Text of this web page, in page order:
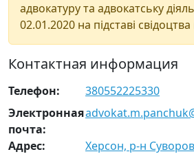
адвокатуру та адвокатську
02.01.2020 на підставі
Контактная информация
Телефон:
380552225330
Электронная
почта:
Адрес:
Херсон, р-н